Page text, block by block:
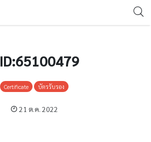
ID:65100479
Certificate บัตรรับรอง
21 ต.ค. 2022